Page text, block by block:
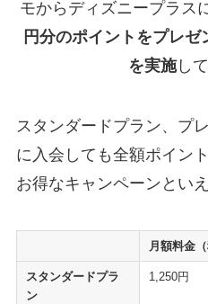
モからディズニープラス
円分のポイントをプレ
を実施し
スタンダードプラン、プ
に入会しても全額ポイン
お得なキャンペーンとい
月額料金（
スタンダードプラ
ン
1,250円